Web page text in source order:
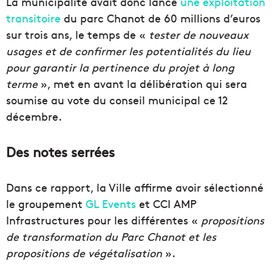
transitoire du parc Chanot de 60 millions d’euros
sur trois ans, le temps de « tester de nouveaux
usages et de confirmer les potentialités du lieu
pour garantir la pertinence du projet à long
terme», met en avant la délibération qui sera
soumise au vote du conseil municipal ce 12
décembre.
Des notes serrées
Dans ce rapport, la Ville affirme avoir sélectionné
le groupement GL Events et CCI AMP
Infrastructures pour les différentes « propositions
de transformation du Parc Chanot et les
propositions de végétalisation ».